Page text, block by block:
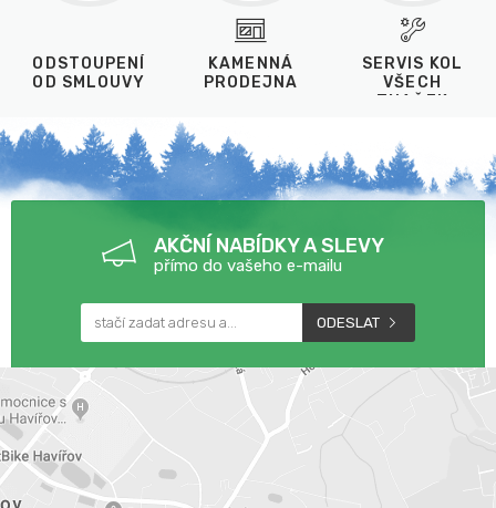
ODSTOUPENÍ
OD SMLOUVY
KAMENNÁ
PRODEJNA
SERVIS KOL
VŠECH
ZNAČEK
AKČNÍ NABÍDKY A SLEVY
přímo do vašeho e-mailu
ODESLAT